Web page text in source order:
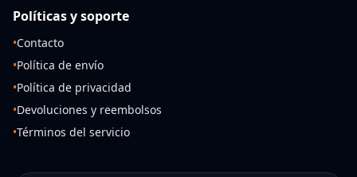
Políticas y soporte
•Contacto
•Política de envío
•Política de privacidad
•Devoluciones y reembolsos
•Términos del servicio